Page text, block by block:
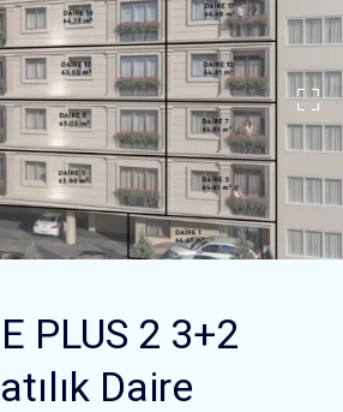
PLUS 2 3+2
Daire